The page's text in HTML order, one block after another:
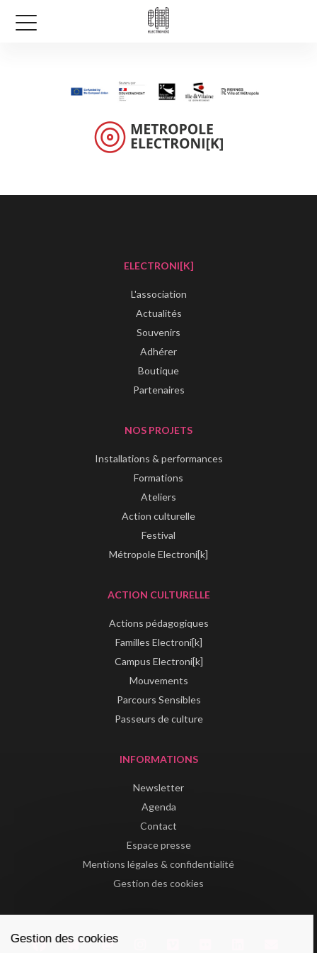
ELECTRONI[K]
L'association
Actualités
Souvenirs
Adhérer
Boutique
Partenaires
NOS PROJETS
Installations & performances
Formations
Ateliers
Action culturelle
Festival
Métropole Electroni[k]
ACTION CULTURELLE
Actions pédagogiques
Familles Electroni[k]
Campus Electroni[k]
Mouvements
Parcours Sensibles
Passeurs de culture
INFORMATIONS
Newsletter
Agenda
Contact
Espace presse
Mentions légales & confidentialité
Gestion des cookies
Gestion des cookies